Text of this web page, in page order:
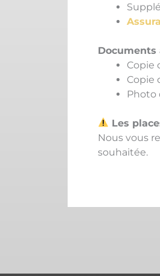
Documents
Copie
Copie
Photo
Les
Nous vous
souhaitée.